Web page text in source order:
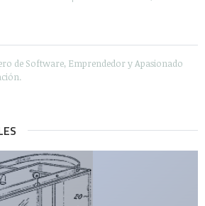
de Software, Emprendedor y Apasionado